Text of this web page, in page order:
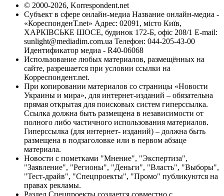
© 2000-2026, Korrespondent.net
Субъект в сфере онлайн-медиа Название онлайн-медиа -
«КореспонденТ.net» Адрес: 02091, місто Київ,
ХАРКІВСЬКЕ ШОСЕ, будинок 172-Б, офіс 208/1 E-mail:
sunlight@mediadim.com.ua Телефон: 044-205-43-00
Идентификатор медиа - R40-06068
Использование любых материалов, размещённых на
сайте, разрешается при условии ссылки на
Корреспондент.net.
При копировании материалов со страницы «Новости
Украины и мира», для интернет-изданий – обязательна
прямая открытая для поисковых систем гиперссылка.
Ссылка должна быть размещена в независимости от
полного либо частичного использования материалов.
Гиперссылка (для интернет- изданий) – должна быть
размещена в подзаголовке или в первом абзаце
материала.
Новости с пометками "Мнение", "Экспертиза",
"Заявление", "Регионы", "Деньги", "Власть", "Выборы",
"Тест-драйв", "Спецпроекты", "Промо" публикуются на
правах рекламы.
Раздел Спецпроекты создается совместно с